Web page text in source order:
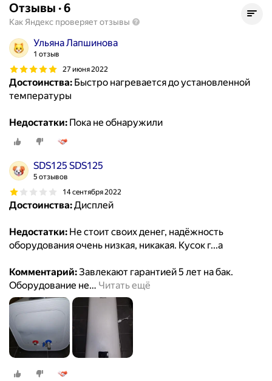
Отзывы ·6
Как Яндекс проверяет отзывы
Ульяна Лапшинова
1 отзыв
27 июня 2022
Достоинства: Быстро нагревается до установленной
температуры
Недостатки: Пока не обнаружили
SDS125 SDS125
5 отзывов
14 сентября 2022
Достоинства:Дисплей
Недостатки: Не стоит своих денег, надёжность
оборудования очень низкая, никакая. Кусок г...а
Комментарий:Завлекают гарантией 5 лет на бак.
Оборудование не… Читать ещё